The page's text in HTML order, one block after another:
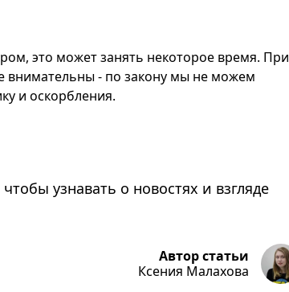
это может занять некоторое время. При
внимательны - по закону мы не можем
и оскорбления.
чтобы узнавать о новостях и взгляде
Автор статьи
Ксения Малахова